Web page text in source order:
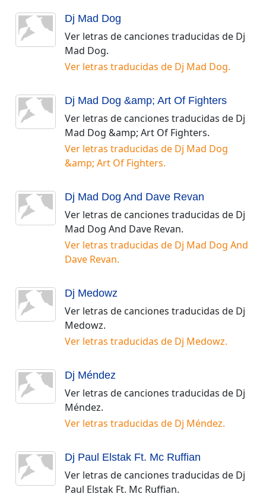
Dj Mad Dog
Ver letras de canciones traducidas de Dj
Mad Dog.
Ver letras traducidas de Dj Mad Dog.
Dj Mad Dog &amp; Art Of Fighters
Ver letras de canciones traducidas de Dj
Mad Dog &amp; Art Of Fighters.
Ver letras traducidas de Dj Mad Dog
&amp; Art Of Fighters.
Dj Mad Dog And Dave Revan
Ver letras de canciones traducidas de Dj
Mad Dog And Dave Revan.
Ver letras traducidas de Dj Mad Dog And
Dave Revan.
Dj Medowz
Ver letras de canciones traducidas de Dj
Medowz.
Ver letras traducidas de Dj Medowz.
Dj Méndez
Ver letras de canciones traducidas de Dj
Méndez.
Ver letras traducidas de Dj Méndez.
Dj Paul Elstak Ft. Mc Ruffian
Ver letras de canciones traducidas de Dj
Paul Elstak Ft. Mc Ruffian.